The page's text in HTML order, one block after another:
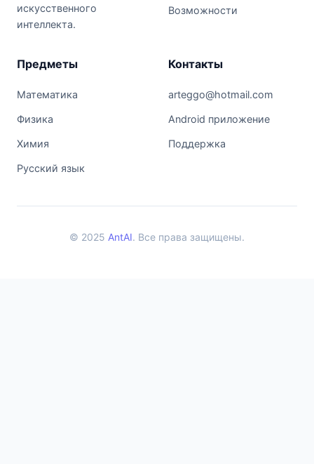
искусственного
интеллекта.
Возможности
Предметы
Математика
Физика
Химия
Русский язык
Контакты
arteggo@hotmail.com
Android приложение
Поддержка
© 2025 AntAI. Все права защищены.